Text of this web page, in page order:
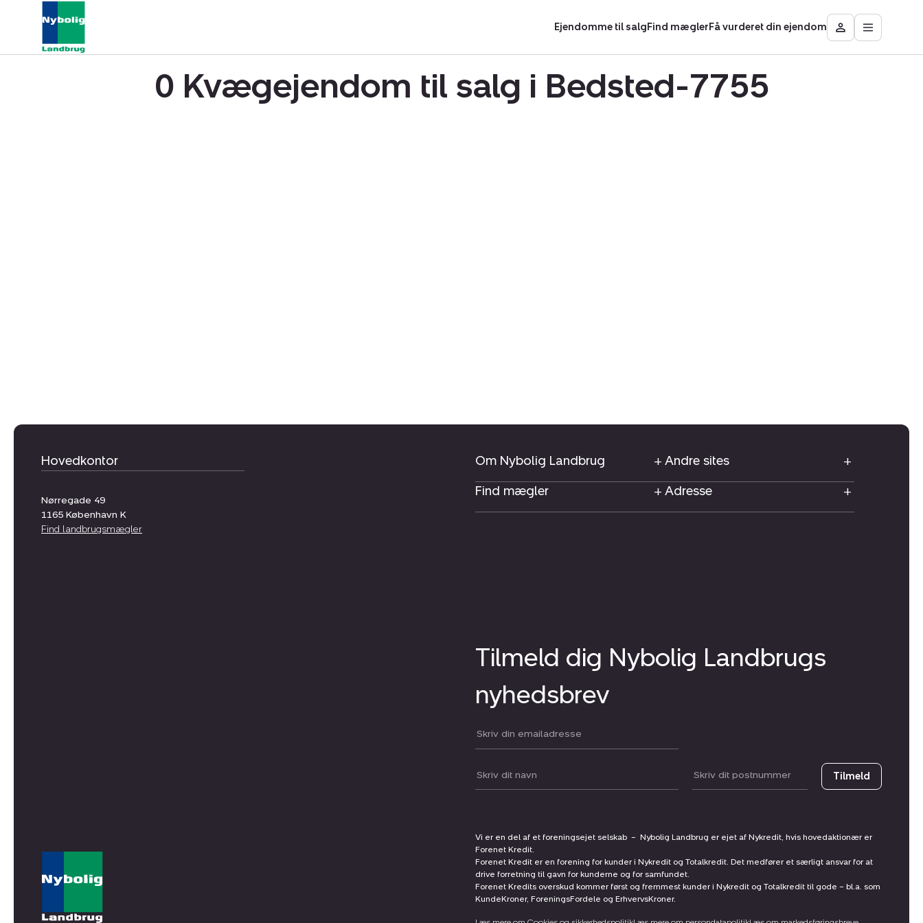
Ejendomme til salgFind mæglerFå vurderet din ejendom
Besøg
Mit
Åbn
0 Kvægejendom til salg i Bedsted-7755
Hovedkontor
Nørregade 49
1165 København K
Find landbrugsmægler
Om Nybolig Landbrug
Andre sites
Find mægler
Adresse
Tilmeld dig Nybolig Landbrugs
nyhedsbrev
Din email:
Dit navn: Postnummer Tilmeld
Vi er en del af et foreningsejet selskab – Nybolig Landbrug er ejet af Nykredit, hvis hovedaktionær er
Forenet Kredit.
Forenet Kredit er en forening for kunder i Nykredit og Totalkredit. Det medfører et særligt ansvar for at
drive forretning til gavn for kunderne og for samfundet.
Forenet Kredits overskud kommer først og fremmest kunder i Nykredit og Totalkredit til gode – bl.a. som
KundeKroner, ForeningsFordele og ErhvervsKroner.